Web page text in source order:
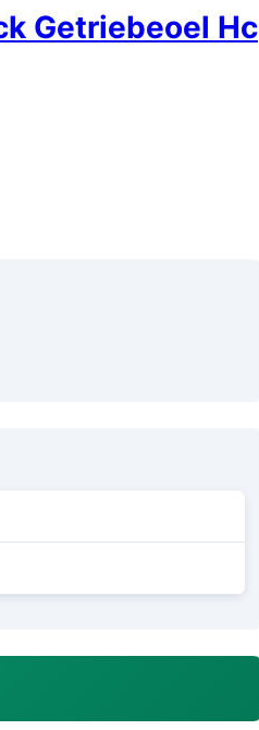
Getriebeoel Hc